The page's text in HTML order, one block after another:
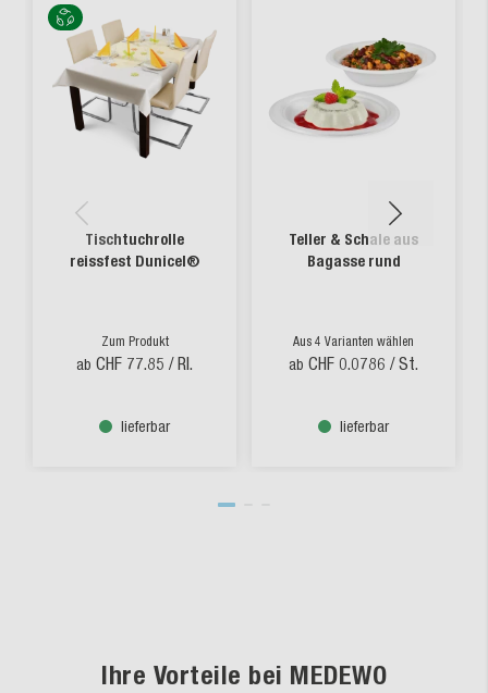
Tischtuchrolle
reissfest Dunicel®
Zum Produkt
ab CHF 77.85 / Rl.
lieferbar
Teller & Schale aus
Bagasse rund
Aus 4 Varianten wählen
ab CHF 0.0786 / St.
lieferbar
Ihre Vorteile bei MEDEWO